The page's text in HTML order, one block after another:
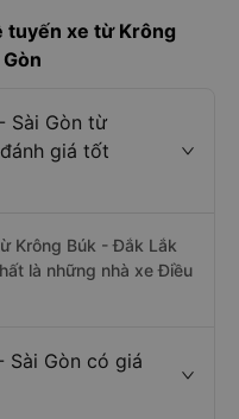
tuyến xe từ Krông
Sài Gòn từ
giá tốt
Krông Búk - Đắk Lắk
là những nhà xe Điều
Sài Gòn có giá